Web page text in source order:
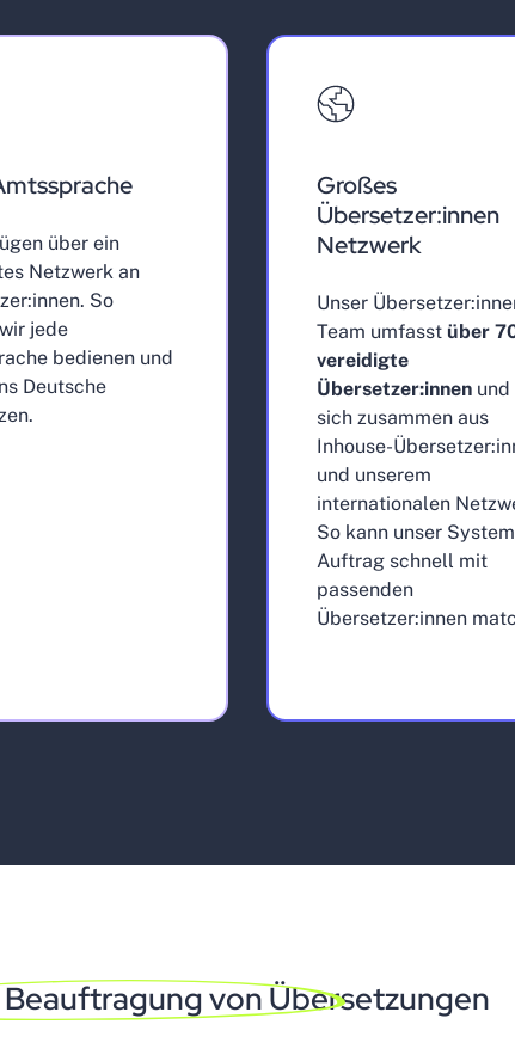
über ein
Netzwerk an
So
jede
bedienen und
Deutsche
Großes
Übersetzer:innen
Netzwerk
Unser
Team umfasst über
vereidigte
Übersetzer:innen
sich zusammen aus
Inhouse-
und unserem
internationalen
So kann unser
Auftrag schnell mit
passenden
Übersetzer:innen
Beauftragung von Übersetzungen